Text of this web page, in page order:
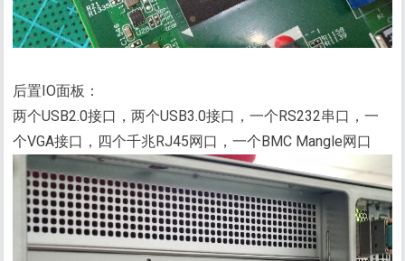
后置IO面板：
两个USB2.0接口，两个USB3.0接口，一个RS232串口，一
个VGA接口，四个千兆RJ45网口，一个BMC Mangle网口